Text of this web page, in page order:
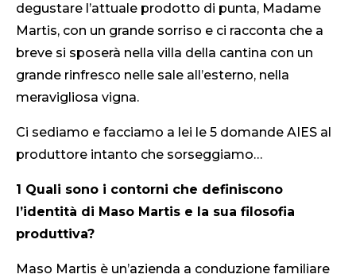
degustare l’attuale prodotto di punta, Madame
Martis, con un grande sorriso e ci racconta che a
breve si sposerà nella villa della cantina con un
grande rinfresco nelle sale all’esterno, nella
meravigliosa vigna.
Ci sediamo e facciamo a lei le 5 domande AIES al
produttore intanto che sorseggiamo…
1 Quali sono i contorni che definiscono
l’identità di Maso Martis e la sua filosofia
produttiva?
Maso Martis è un’azienda a conduzione familiare